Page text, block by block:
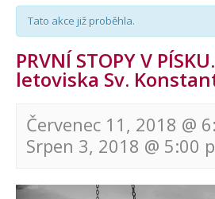
Tato akce již proběhla.
PRVNÍ STOPY V
letoviska Sv.
Červenec 11, 2018 @
Srpen 3, 2018 @ 5:00
Navigace